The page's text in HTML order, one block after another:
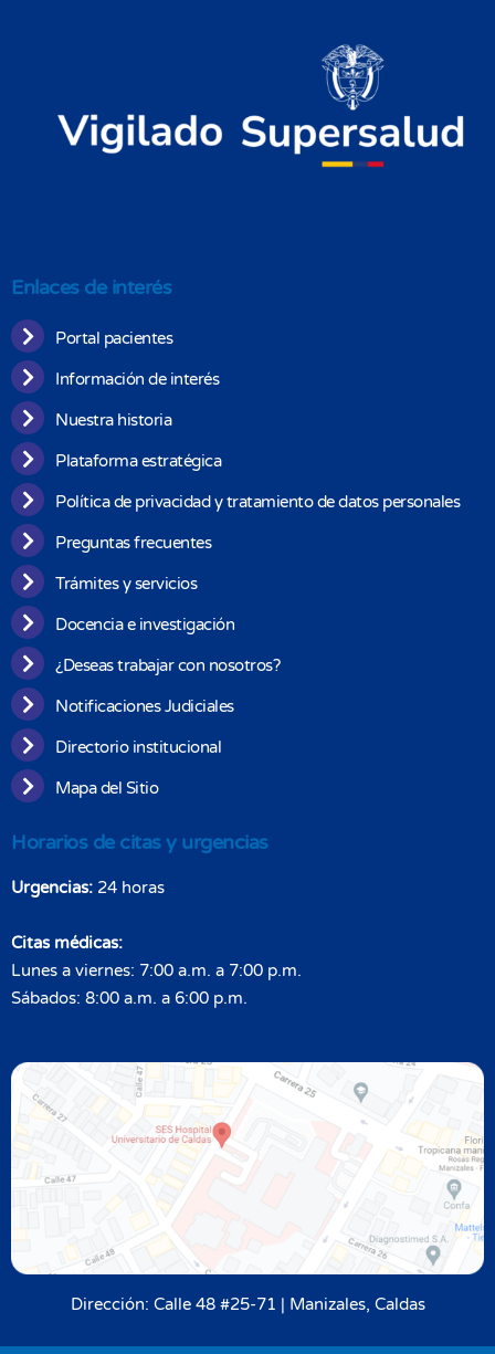
Enlaces de interés
Portal pacientes
Información de interés
Nuestra historia
Plataforma estratégica
Política de privacidad y tratamiento de datos personales
Preguntas frecuentes
Trámites y servicios
Docencia e investigación
¿Deseas trabajar con nosotros?
Notificaciones Judiciales
Directorio institucional
Mapa del Sitio
Horarios de citas y urgencias
Urgencias: 24 horas
Citas médicas:
Lunes a viernes: 7:00 a.m. a 7:00 p.m.
Sábados: 8:00 a.m. a 6:00 p.m.
Dirección: Calle 48 #25-71 | Manizales, Caldas
¡Te ayudamos!